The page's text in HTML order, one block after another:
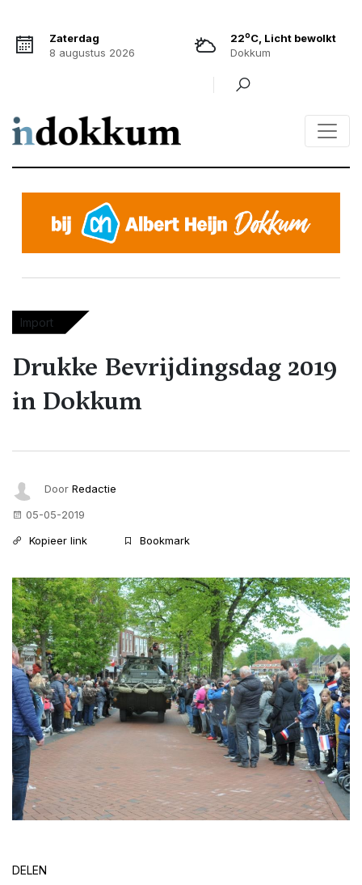
Zaterdag
8 augustus 2026
22oC, Licht bewolkt
Dokkum
Import
Drukke Bevrijdingsdag 2019
in Dokkum
Door Redactie
05-05-2019
Kopieer link
Bookmark
DELEN